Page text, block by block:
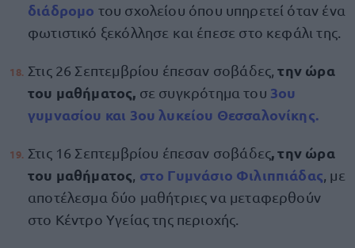
διάδρομο του σχολείου όπου υπηρετεί όταν ένα
φωτιστικό ξεκόλλησε και έπεσε στο κεφάλι της.
Στις 26 Σεπτεμβρίου έπεσαν σοβάδες,την ώρα
του μαθήματος, σε συγκρότημα του 3ου
γυμνασίου και 3ου λυκείου Θεσσαλονίκης.
Στις 16 Σεπτεμβρίου έπεσαν σοβάδες, την ώρα
του μαθήματος στο Γυμνάσιο Φιλιππιάδας , με
αποτέλεσμα δύο μαθήτριες να μεταφερθούν
στο Κέντρο Υγείας της περιοχής.